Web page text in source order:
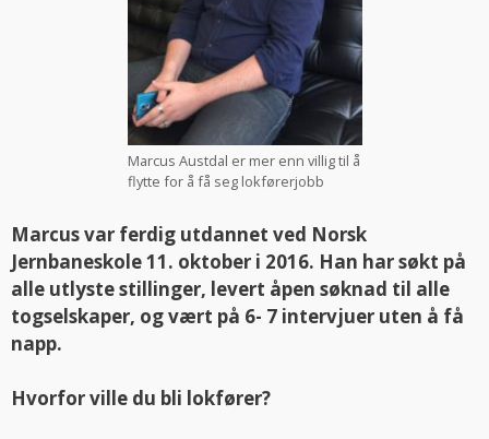
Marcus Austdal er mer enn villig til å
flytte for å få seg lokførerjobb
Marcus var ferdig utdannet ved Norsk
Jernbaneskole 11. oktober i 2016. Han har søkt på
alle utlyste stillinger, levert åpen søknad til alle
togselskaper, og vært på 6- 7 intervjuer uten å få
napp.
Hvorfor ville du bli lokfører?